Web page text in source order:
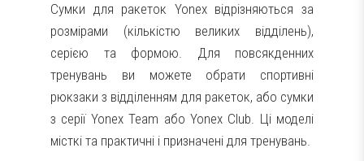
Сумки для ракеток Yonex відрізняються за
розмірами (кількістю великих відділень),
серією та формою. Для повсякденних
тренувань ви можете обрати спортивні
рюкзаки з відділенням для ракеток, або сумки
з серії Yonex Team або Yonex Club. Ці моделі
місткі та практичні і призначені для тренувань.